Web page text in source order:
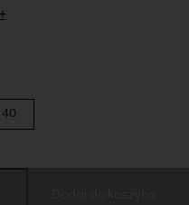
+
40